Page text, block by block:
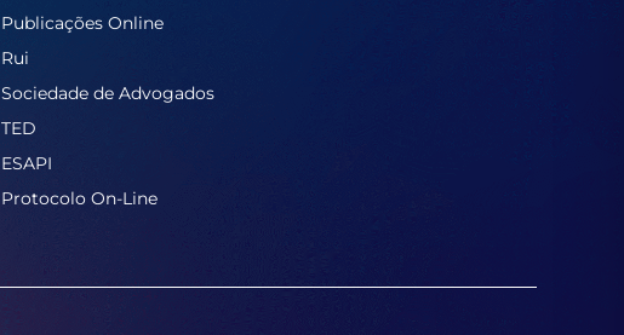
Publicações Online
Rui
Sociedade de Advogados
TED
ESAPI
Protocolo On-Line